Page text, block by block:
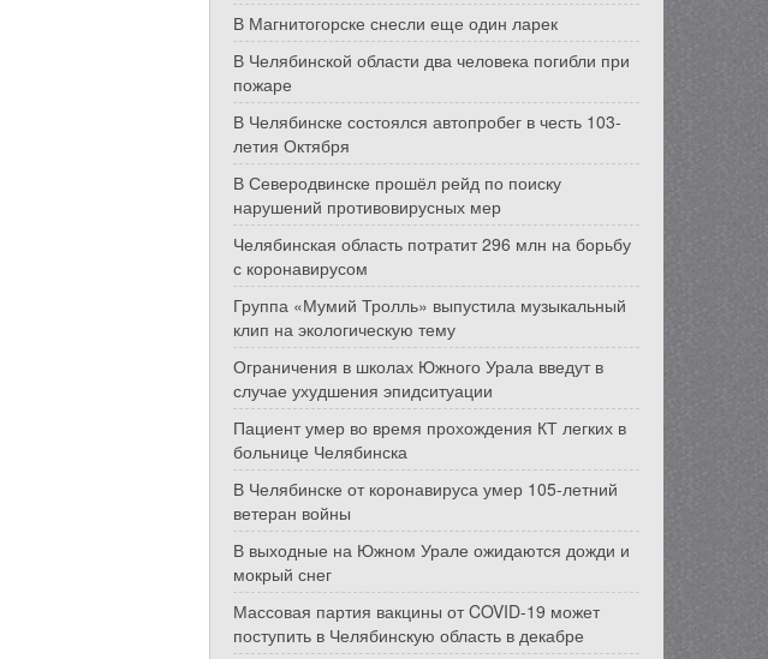
В Магнитогорске снесли еще один ларек
В Челябинской области два человека погибли при
пожаре
В Челябинске состоялся автопробег в честь 103-
летия Октября
В Северодвинске прошёл рейд по поиску
нарушений противовирусных мер
Челябинская область потратит 296 млн на борьбу
с коронавирусом
Группа «Мумий Тролль» выпустила музыкальный
клип на экологическую тему
Ограничения в школах Южного Урала введут в
случае ухудшения эпидситуации
Пациент умер во время прохождения КТ легких в
больнице Челябинска
В Челябинске от коронавируса умер 105-летний
ветеран войны
В выходные на Южном Урале ожидаются дожди и
мокрый снег
Массовая партия вакцины от COVID-19 может
поступить в Челябинскую область в декабре